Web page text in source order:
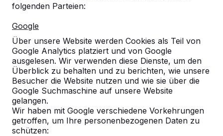
folgenden Parteien:
Google
Über unsere Website werden Cookies als Teil von
Google Analytics platziert und von Google
ausgelesen. Wir verwenden diese Dienste, um den
Überblick zu behalten und zu berichten, wie unsere
Besucher die Website nutzen und wie sie über die
Google Suchmaschine auf unsere Website
gelangen.
Wir haben mit Google verschiedene Vorkehrungen
getroffen, um Ihre personenbezogenen Daten zu
schützen:
Referenzen
Unsere Produkte finden Sie in ganz Europa
und darüber hinaus. Sehen Sie hier, wo Sie
ein HeBlad-Produkt in Ihrer Nähe finden.
Produkt
Alles anzeigen
Kategorie